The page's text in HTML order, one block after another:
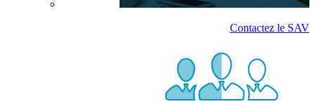
Contactez le SAV